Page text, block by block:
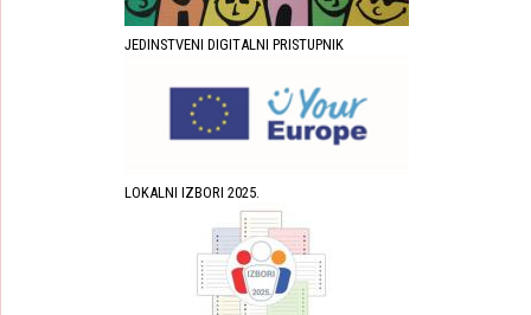
JEDINSTVENI DIGITALNI PRISTUPNIK
LOKALNI IZBORI 2025.